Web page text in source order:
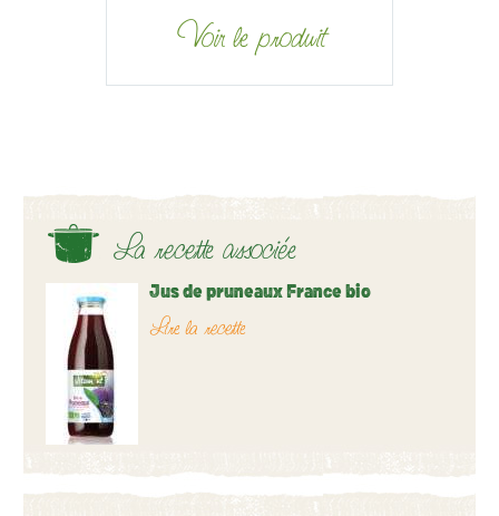
Voir le produit
La recette associée
Jus de pruneaux France bio
Lire la recette